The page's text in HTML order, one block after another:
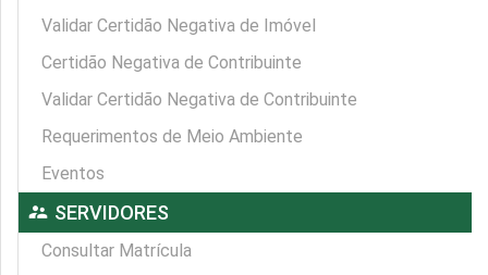
Validar Certidão Negativa de Imóvel
Certidão Negativa de Contribuinte
Validar Certidão Negativa de Contribuinte
Requerimentos de Meio Ambiente
Eventos
supervisor_account SERVIDORES
Consultar Matrícula